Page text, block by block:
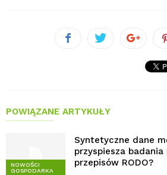
POWIĄZANE ARTYKUŁY
NOWOŚCI
GOSPODARKA
Syntetyczne dane
przyspiesza badania
przepisów RODO?